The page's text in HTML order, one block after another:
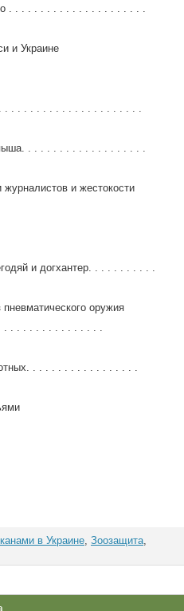
. . . . . . . . . . . . . . . . . . . . . .
и Украине
. . . . . . . . . . . . . . . . . . . . . . .
. . . . . . . . . . . . . . . . . . .
журналистов и жестокости
и догхантер. . . . . . . . . . .
оружия
. . . . . . . . . . . . . . . . .
. . . . . . . . . . . . . . . . .
в Украине, Зоозащита,